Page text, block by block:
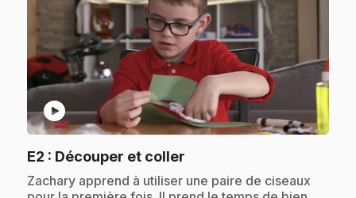
play_circle
E2 : Découper et coller
.Zachary apprend à utiliser une paire de ciseaux